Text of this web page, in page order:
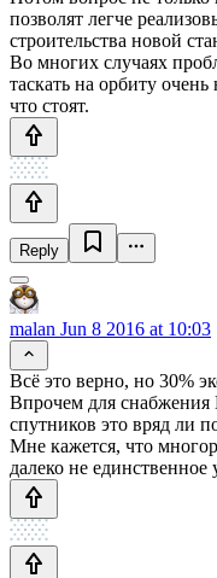
позволят легче
строительства новой
Во многих случаях
таскать на орбиту
что стоят.
Reply
malan Jun 8 2016 at 10:03
Всё это верно, но 30%
Впрочем для
спутников это вряд ли
Мне кажется, что
далеко не единственное